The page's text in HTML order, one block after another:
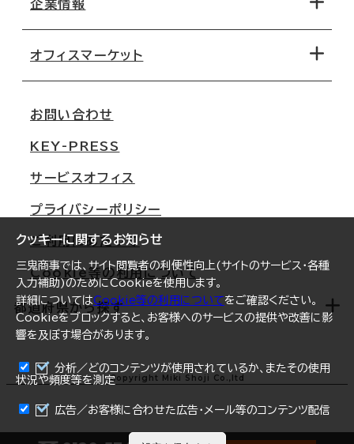
まとめて資料請求
クッキーに関するお知らせ
三鬼商事では、サイト閲覧者の利便性向上(サイトのサービス・各種
入力補助)のためにCookieを使用します。
詳細についてはCookie等の利用についてをご確認ください。
Cookieをブロックすると、お客様へのサービスの提供や改善に影
響を及ぼす場合があります。
分析／どのコンテンツが使用されているか、またその使用
状況や頻度等を測定
広告／お客様に合わせた広告・メール等のコンテンツ配信
路線・駅から探す
移転コストシミュレーション
移転スケジュール
オフィス移転Q&A
企業情報
オフィスマーケット
大阪
名古屋
札幌
仙台
横浜
福岡
オフィスリポート
ログイン
お問い合わせ
KEY-PRESS
サービスオフィス
プライバシーポリシー
ご利用にあたって
Cookie等の利用について
都道府県から探す
北海道
青森県
Copyright Miki Shoji Co.,ltd